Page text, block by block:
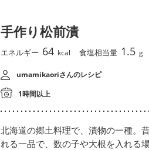
手作り松前漬
エネルギー 64 kcal 食塩相当量 1.5 g
umamikaoriさんのレシピ
1時間以上
北海道の郷土料理で、漬物の一種。
れる一品で、数の子や大根を入れる